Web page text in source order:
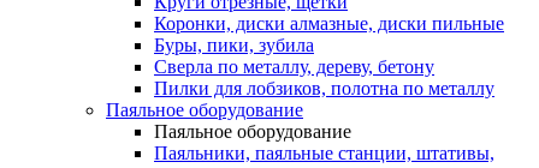
Коронки, диски алмазные, диски пильные
Буры, пики, зубила
Сверла по металлу, дереву, бетону
Пилки для лобзиков, полотна по металлу
Паяльное оборудование
Паяльное оборудование
Паяльники, паяльные станции, штативы,